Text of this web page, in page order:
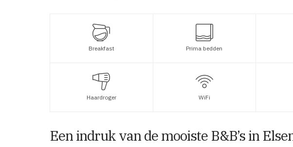
Breakfast Prima bedden
Haardroger WiFi
Een indruk van de mooiste B&B’s in